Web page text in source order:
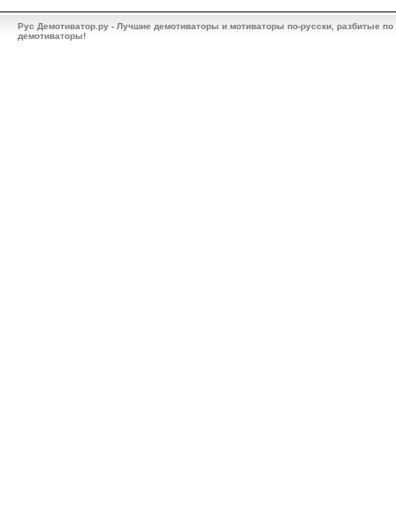
Рус Демотиватор.ру - Лучшие демотиваторы и мотиваторы по-русски, разбитые
демотиваторы!